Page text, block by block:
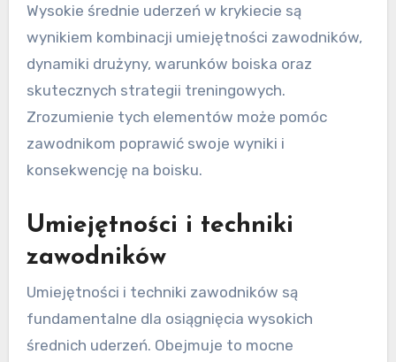
Wysokie średnie uderzeń w krykiecie są
wynikiem kombinacji umiejętności zawodników,
dynamiki drużyny, warunków boiska oraz
skutecznych strategii treningowych.
Zrozumienie tych elementów może pomóc
zawodnikom poprawić swoje wyniki i
konsekwencję na boisku.
Umiejętności i techniki
zawodników
Umiejętności i techniki zawodników są
fundamentalne dla osiągnięcia wysokich
średnich uderzeń. Obejmuje to mocne